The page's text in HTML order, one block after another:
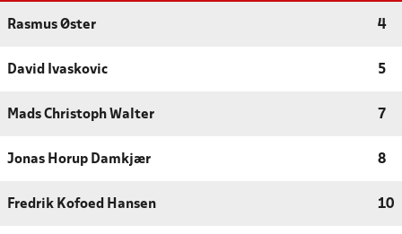
Rasmus Øster 4
David Ivaskovic 5
Mads Christoph Walter 7
Jonas Horup Damkjær 8
Fredrik Kofoed Hansen 10